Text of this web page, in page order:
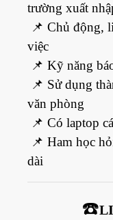
trường xuất
📌 Chủ động,
việc
📌 Kỹ năng
📌 Sử dụng
văn phòng
📌 Có laptop
📌 Ham học
dài
☎️